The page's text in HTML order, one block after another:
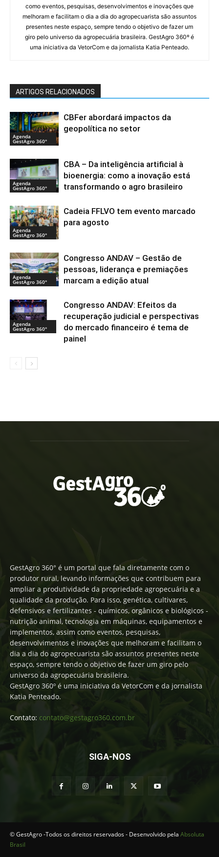
como eventos, pesquisas, desenvolvimentos e inovações que
melhoram e facilitam o dia a dia do agropecuarista são assuntos
presentes neste espaço, sempre tendo o objetivo de fazer um
giro pelo universo da agropecuária brasileira. GestAgro 360º é
uma iniciativa da VetorCom e da jornalista Katia Penteado.
ARTIGOS RELACIONADOS
Agenda
GestAgro 360°
CBFer abordará impactos da
geopolítica no setor
Agenda
GestAgro 360°
CBA – Da inteligência artificial à
bioenergia: como a inovação está
transformando o agro brasileiro
Agenda
GestAgro 360°
Cadeia FFLVO tem evento marcado
para agosto
Agenda
GestAgro 360°
Congresso ANDAV – Gestão de
pessoas, liderança e premiações
marcam a edição atual
Agenda
GestAgro 360°
Congresso ANDAV: Efeitos da
recuperação judicial e perspectivas
do mercado financeiro é tema de
painel
GestAgro 360° é um portal que fala diretamente com o
produtor rural, levando informações que contribuem para
ampliar a produtividade da propriedade agropecuária e a
qualidade da produção. Para isso, genética, cultivares,
defensivos e fertilizantes - químicos, orgânicos e biológicos -
nutrição animal, tecnologia em máquinas, equipamentos e
implementos, assim como eventos, pesquisas,
desenvolvimentos e inovações que melhoram e facilitam o
dia a dia do agropecuarista são assuntos presentes neste
espaço, sempre tendo o objetivo de fazer um giro pelo
universo da agropecuária brasileira.
GestAgro 360º é uma iniciativa da VetorCom e da jornalista
Katia Penteado.
Contato: contato@gestagro360.com.br
SIGA-NOS
© GestAgro -Todos os direitos reservados - Desenvolvido pela Absoluta
Brasil